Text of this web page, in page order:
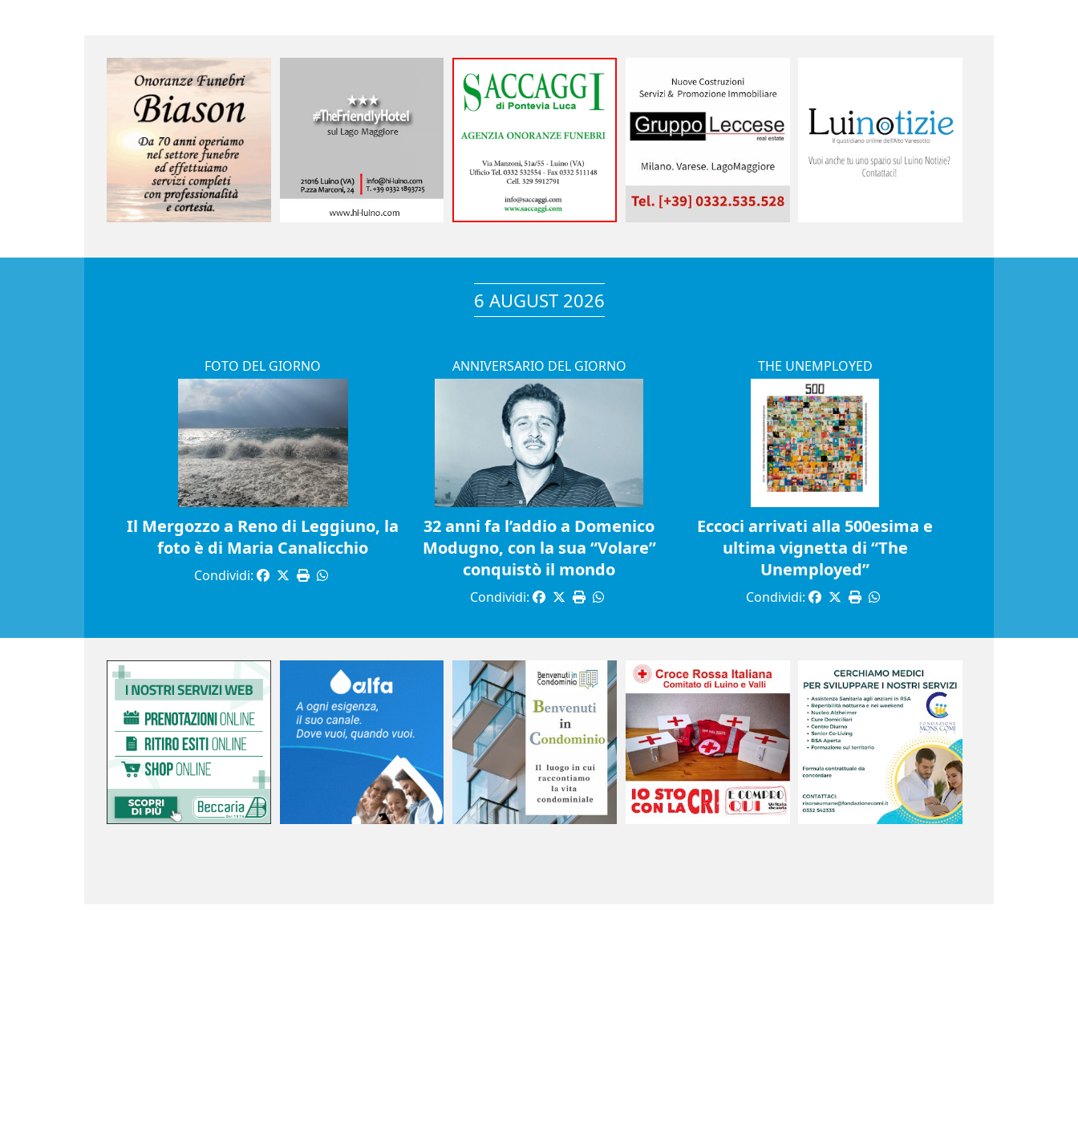
6 AUGUST 2026
FOTO DEL GIORNO
Il Mergozzo a Reno di Leggiuno, la
foto è di Maria Canalicchio
Condividi:
ANNIVERSARIO DEL GIORNO
32 anni fa l’addio a Domenico
Modugno, con la sua “Volare”
conquistò il mondo
Condividi:
THE UNEMPLOYED
Eccoci arrivati alla 500esima e
ultima vignetta di “The
Unemployed”
Condividi: